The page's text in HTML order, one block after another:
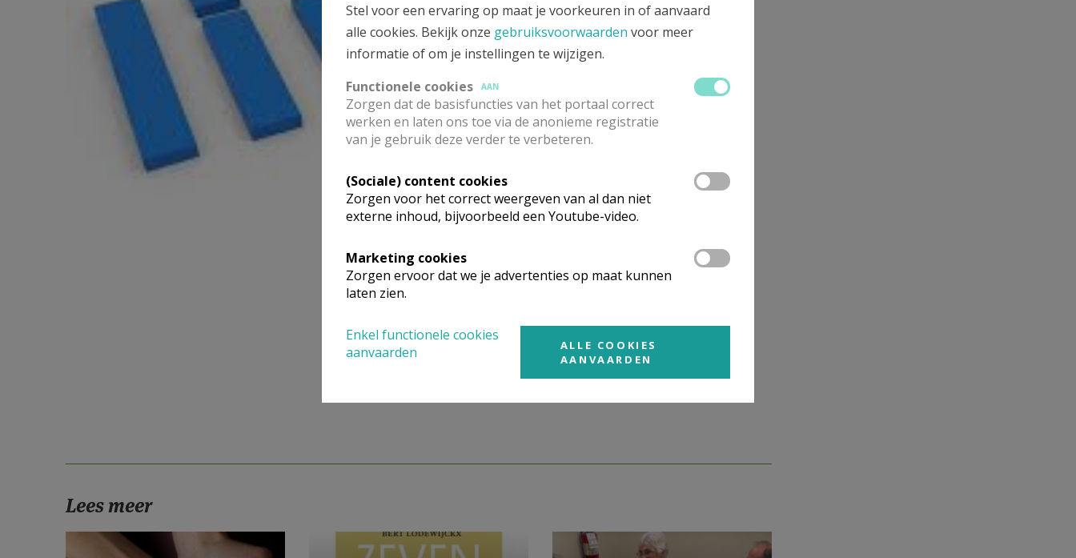
Lees meer
Stel voor een ervaring op maat je voorkeuren in of aanvaard
alle cookies. Bekijk onze gebruiksvoorwaarden voor meer
informatie of om je instellingen te wijzigen.
Functionele cookies
AAN
Zorgen dat de basisfuncties van het portaal correct
werken en laten ons toe via de anonieme registratie
van je gebruik deze verder te verbeteren.
(Sociale) content cookies
Zorgen voor het correct weergeven van al dan niet
externe inhoud, bijvoorbeeld een Youtube-video.
Marketing cookies
Zorgen ervoor dat we je advertenties op maat kunnen
laten zien.
Enkel functionele cookies
aanvaarden
ALLE COOKIES
AANVAARDEN